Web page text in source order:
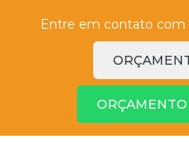
Entre em contato com